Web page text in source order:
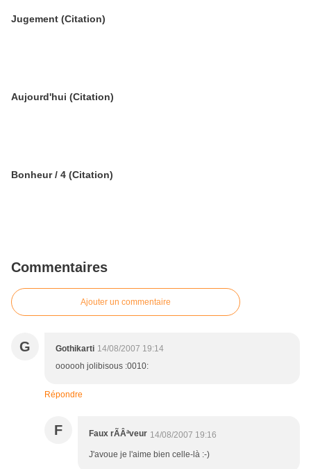
Jugement (Citation)
Aujourd'hui (Citation)
Bonheur / 4 (Citation)
Commentaires
Ajouter un commentaire
G Gothikarti 14/08/2007 19:14
oooooh jolibisous :0010:
Répondre
F Faux rÃÂªveur 14/08/2007 19:16
J'avoue je l'aime bien celle-là :-)